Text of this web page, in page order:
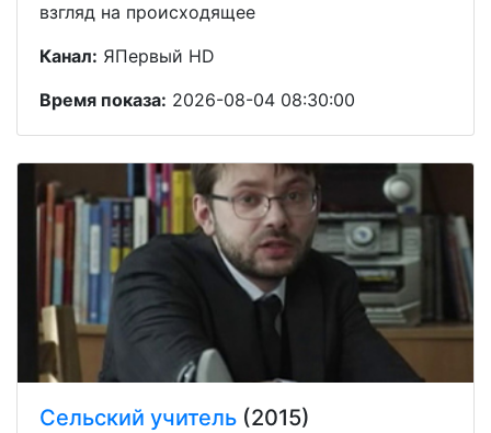
взгляд на происходящее
Канал: ЯПервый HD
Время показа: 2026-08-04 08:30:00
Сельский учитель (2015)